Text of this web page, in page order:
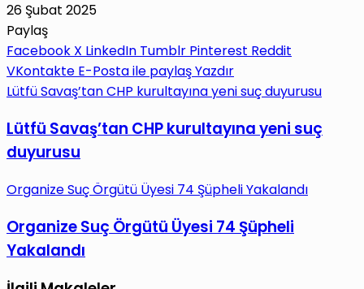
26 Şubat 2025
Paylaş
Facebook X LinkedIn Tumblr Pinterest Reddit
VKontakte E-Posta ile paylaşYazdır
Lütfü Savaş’tan CHP kurultayına yeni suç duyurusu
Lütfü Savaş’tan CHP kurultayına yeni suç
duyurusu
Organize Suç Örgütü Üyesi 74 Şüpheli Yakalandı
Organize Suç Örgütü Üyesi 74 Şüpheli
Yakalandı